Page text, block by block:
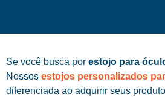
Se você busca por estojo para
Nossos estojos personalizados
diferenciada ao adquirir seus